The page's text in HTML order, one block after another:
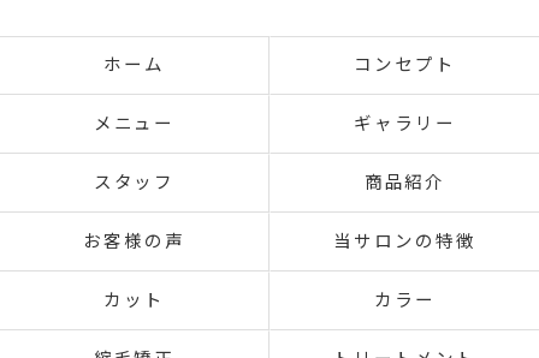
ホーム コンセプト
メニュー ギャラリー
スタッフ 商品紹介
お客様の声 当サロンの特徴
カット カラー